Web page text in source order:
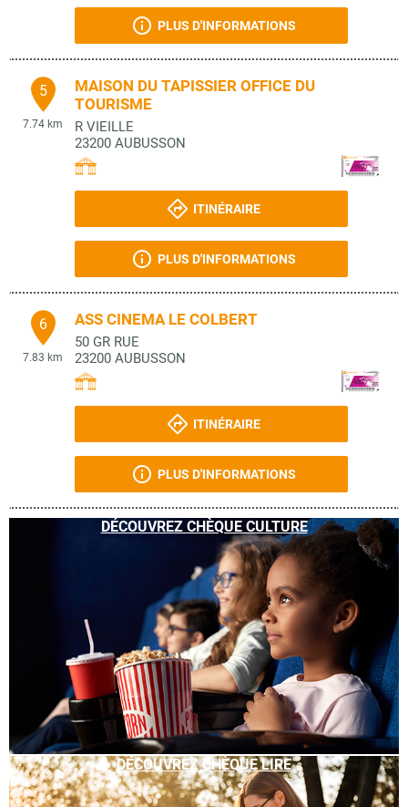
PLUS D'INFORMATIONS
5
7.74 km
MAISON DU TAPISSIER OFFICE DU
TOURISME
R VIEILLE
23200 AUBUSSON
ITINÉRAIRE
PLUS D'INFORMATIONS
6
7.83 km
ASS CINEMA LE COLBERT
50 GR RUE
23200 AUBUSSON
ITINÉRAIRE
PLUS D'INFORMATIONS
DÉCOUVREZ CHÈQUE CULTURE
DÉCOUVREZ CHÈQUE LIRE